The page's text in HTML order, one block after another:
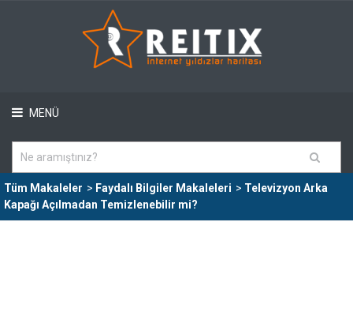
MENÜ
Tüm Makaleler > Faydalı Bilgiler Makaleleri > Televizyon Arka
Kapağı Açılmadan Temizlenebilir mi?